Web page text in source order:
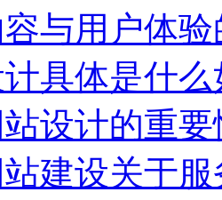
容与用户体
计具体是什
设计的重要
建设关于